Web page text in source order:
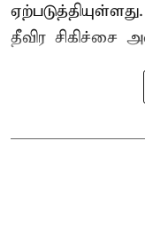
தீவிர சிகிச்சை